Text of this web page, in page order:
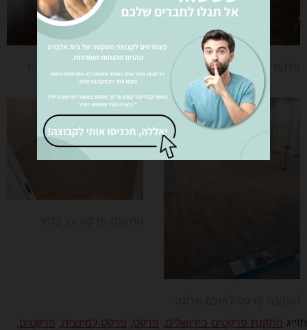
פרקט למינציה בירושלים התקנת פרקט עץ למטבח
תוייג התקנת פרקטים בירושלים פרקט פרקט למינציה פרקטים